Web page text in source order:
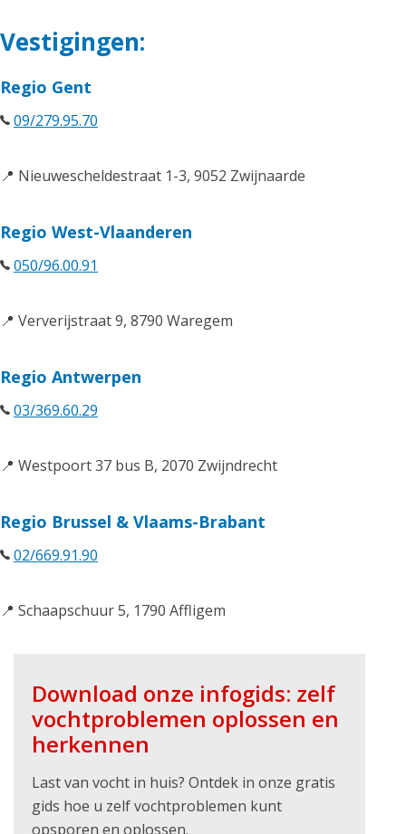
Vestigingen:
Regio Gent
09/279.95.70
📍 Nieuwescheldestraat 1-3, 9052 Zwijnaarde
Regio West-Vlaanderen
050/96.00.91
📍 Ververijstraat 9, 8790 Waregem
Regio Antwerpen
03/369.60.29
📍 Westpoort 37 bus B, 2070 Zwijndrecht
Regio Brussel & Vlaams-Brabant
02/669.91.90
📍 Schaapschuur 5, 1790 Affligem
Download onze infogids: zelf
vochtproblemen oplossen en
herkennen
Last van vocht in huis? Ontdek in onze gratis
gids hoe u zelf vochtproblemen kunt
opsporen en oplossen.